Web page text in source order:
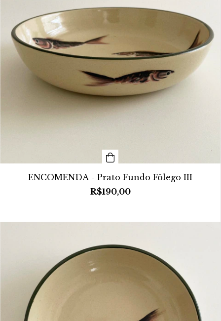
ENCOMENDA - Prato Fundo Fôlego III
R$190,00